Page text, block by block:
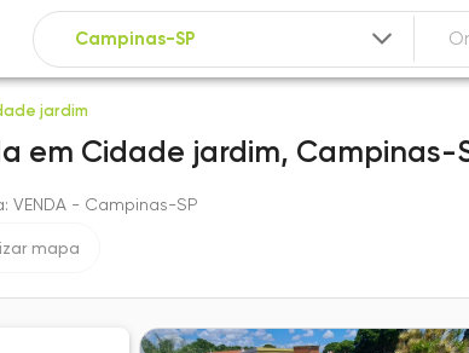
jardim
em Cidade jardim, Campinas-
: VENDA - Campinas-SP
mapa